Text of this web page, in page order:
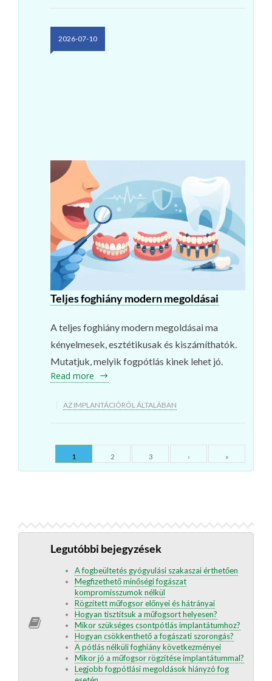
2026-07-10
Teljes foghiány modern megoldásai
A teljes foghiány modern megoldásai ma
kényelmesek, esztétikusak és kiszámíthatók.
Mutatjuk, melyik fogpótlás kinek lehet jó.
Read more
AZ IMPLANTÁCIÓRÓL ÁLTALÁBAN
1 2 3 › »
Legutóbbi bejegyzések
A fogbeültetés gyógyulási szakaszai érthetően
Megfizethető minőségi fogászat
kompromisszumok nélkül
Rögzített műfogsor előnyei és hátrányai
Hogyan tisztítsuk a műfogsort helyesen?
Mikor szükséges csontpótlás implantátumhoz?
Hogyan csökkenthető a fogászati szorongás?
A pótlás nélküli foghiány következményei
Mikor jó a műfogsor rögzítése implantátummal?
Legjobb fogpótlási megoldások hiányzó fog